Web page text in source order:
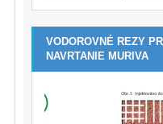
VODOROVNÉ REZY
NAVRTANIE MURIVA